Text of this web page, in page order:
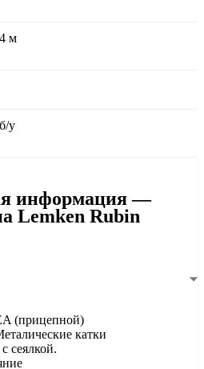
4 м
б/у
информация —
Lemken Rubin
(прицепной)
катки
сеялкой.